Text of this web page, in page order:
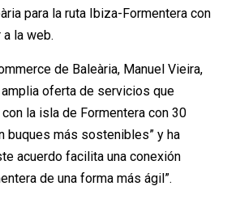
para la ruta Ibiza-Formentera con
la web.
de Baleària, Manuel Vieira,
amplia oferta de servicios que
la isla de Formentera con 30
buques más sostenibles” y ha
acuerdo facilita una conexión
de una forma más ágil”.